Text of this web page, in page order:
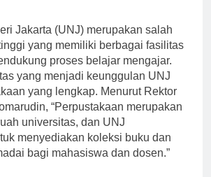
Jakarta (UNJ) merupakan salah
yang memiliki berbagai fasilitas
proses belajar mengajar.
yang menjadi keunggulan UNJ
yang lengkap. Menurut Rektor
“Perpustakaan merupakan
universitas, dan UNJ
menyediakan koleksi buku dan
bagi mahasiswa dan dosen.”